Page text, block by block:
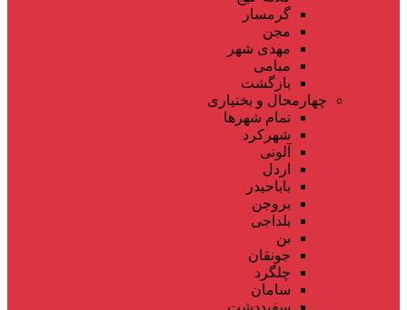
گرمسار
مجن
مهدی شهر
میامی
بازگشت
چهارمحال و بختیاری
تمام شهر‌ها
شهرکرد
آلونی
اردل
باباحیدر
بروجن
بلداجی
بن
جونقان
چلگرد
سامان
سفیددشت